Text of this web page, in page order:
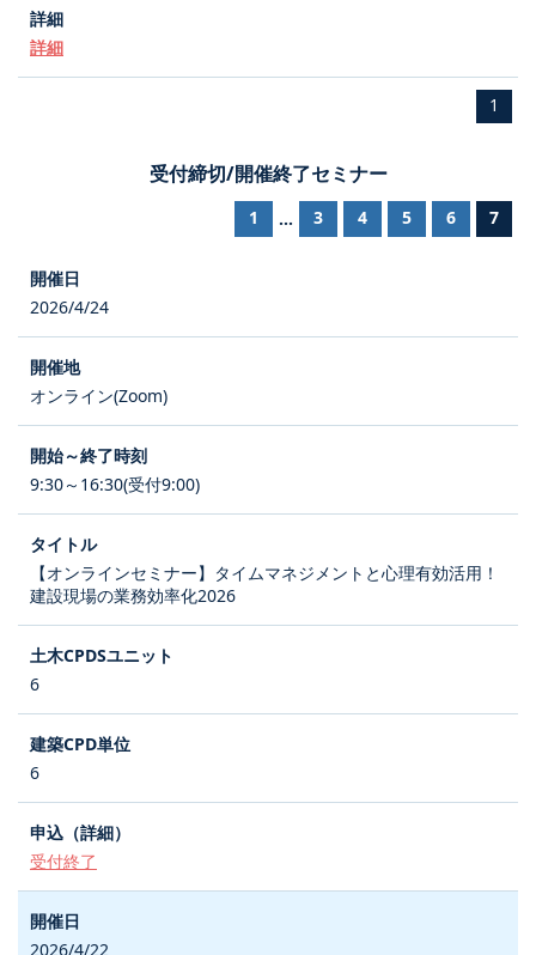
詳細
1
受付締切/開催終了セミナー
1 ... 3 4 5 6 7
2026/4/24
オンライン(Zoom)
9:30～16:30(受付9:00)
【オンラインセミナー】タイムマネジメントと心理有効活用！
建設現場の業務効率化2026
6
6
受付終了
2026/4/22